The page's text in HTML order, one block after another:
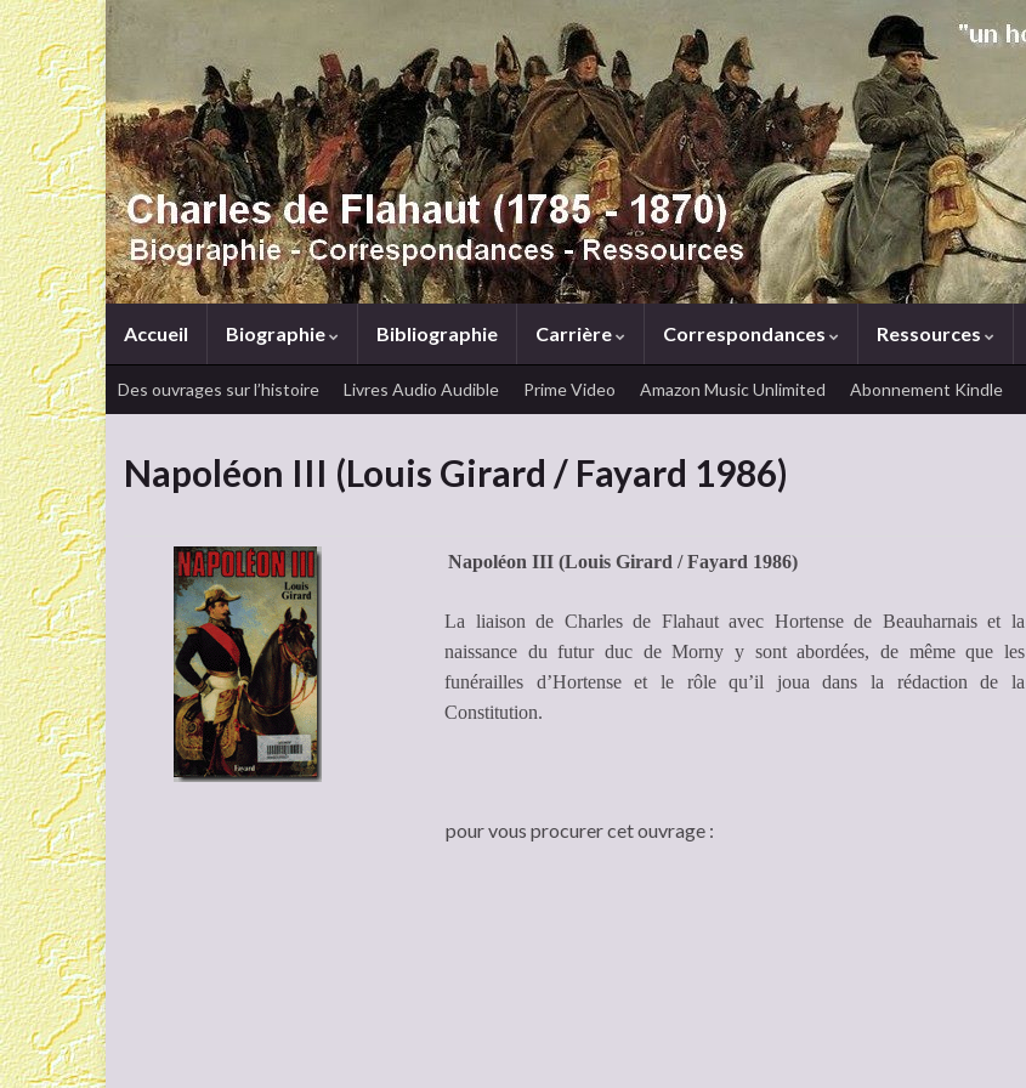
Accueil Biographie Bibliographie Carrière Correspondances Ressources
Des ouvrages sur l’histoire Livres Audio Audible Prime Video Amazon Music Unlimited Abonnement Kindle
Napoléon III (Louis Girard / Fayard 1986)
Napoléon III (Louis Girard / Fayard 1986)
La liaison de Charles de Flahaut avec Hortense de Beauharnais et la
naissance du futur duc de Morny y sont abordées, de même que les
funérailles d’Hortense et le rôle qu’il joua dans la rédaction de la
Constitution.
pour vous procurer cet ouvrage :